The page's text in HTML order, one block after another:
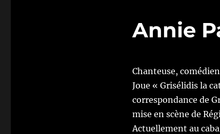
Annie
Chanteuse,
Joue « Grisélidis la
correspondance de
mise en scène de
Actuellement au